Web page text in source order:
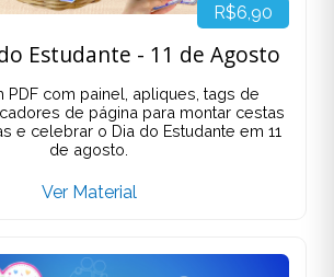
R$6,90
Estudante - 11 de Agosto
PDF com painel, apliques, tags de
de página para montar cestas
e celebrar o Dia do Estudante em 11
de agosto.
Ver Material